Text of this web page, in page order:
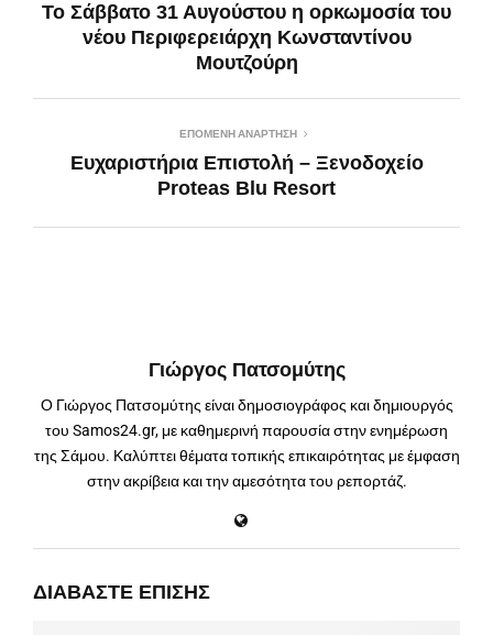
Το Σάββατο 31 Αυγούστου η ορκωμοσία του
νέου Περιφερειάρχη Κωνσταντίνου
Μουτζούρη
ΕΠΌΜΕΝΗ ΑΝΆΡΤΗΣΗ
Ευχαριστήρια Επιστολή – Ξενοδοχείο
Proteas Blu Resort
Γιώργος Πατσομύτης
Ο Γιώργος Πατσομύτης είναι δημοσιογράφος και δημιουργός
του Samos24.gr, με καθημερινή παρουσία στην ενημέρωση
της Σάμου. Καλύπτει θέματα τοπικής επικαιρότητας με έμφαση
στην ακρίβεια και την αμεσότητα του ρεπορτάζ.
ΔΙΑΒΆΣΤΕ ΕΠΊΣΗΣ